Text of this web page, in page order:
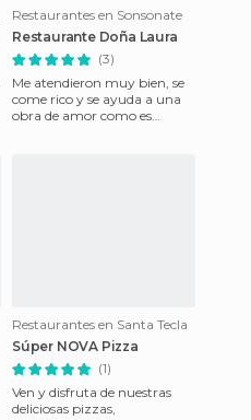
Restaurantes en Sonsonate
Restaurante Doña Laura
(3)
Me atendieron muy bien, se
come rico y se ayuda a una
obra de amor como es
Restaurantes en Santa Tecla
Súper NOVA Pizza
(1)
Ven y disfruta de nuestras
deliciosas pizzas,